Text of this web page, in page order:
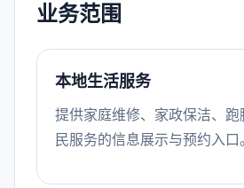
业务范围
本地生活服务
提供家庭维修、家政保洁、
民服务的信息展示与预约入口。